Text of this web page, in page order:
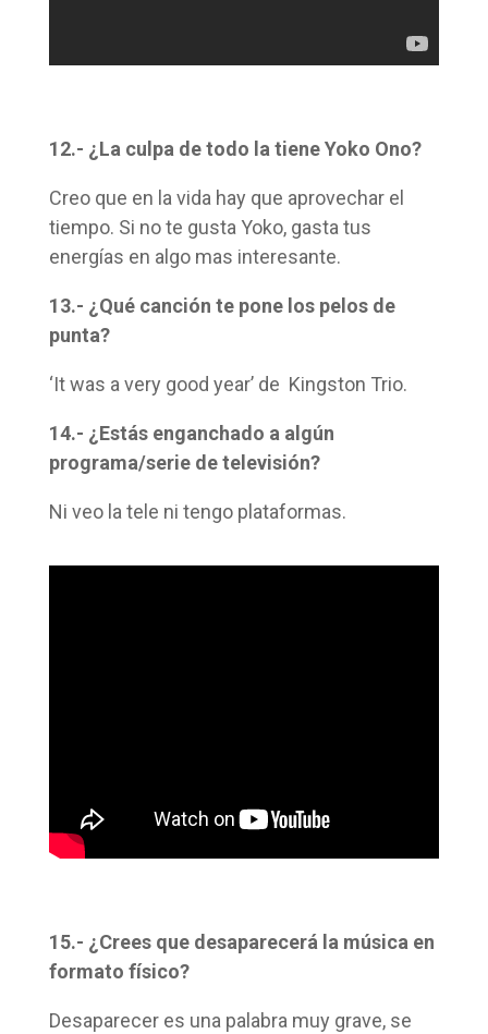
12.- ¿La culpa de todo la tiene Yoko Ono?
Creo que en la vida hay que aprovechar el
tiempo. Si no te gusta Yoko, gasta tus
energías en algo mas interesante.
13.- ¿Qué canción te pone los pelos de
punta?
‘It was a very good year’ de Kingston Trio.
14.- ¿Estás enganchado a algún
programa/serie de televisión?
Ni veo la tele ni tengo plataformas.
15.- ¿Crees que desaparecerá la música en
formato físico?
Desaparecer es una palabra muy grave, se